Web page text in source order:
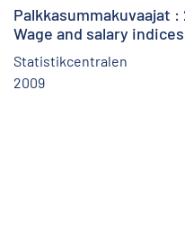
Palkkasummakuvaajat :
Wage and salary
Statistikcentralen
2009